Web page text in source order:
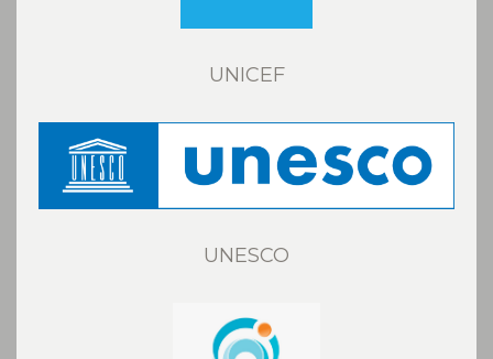
UNICEF
UNESCO